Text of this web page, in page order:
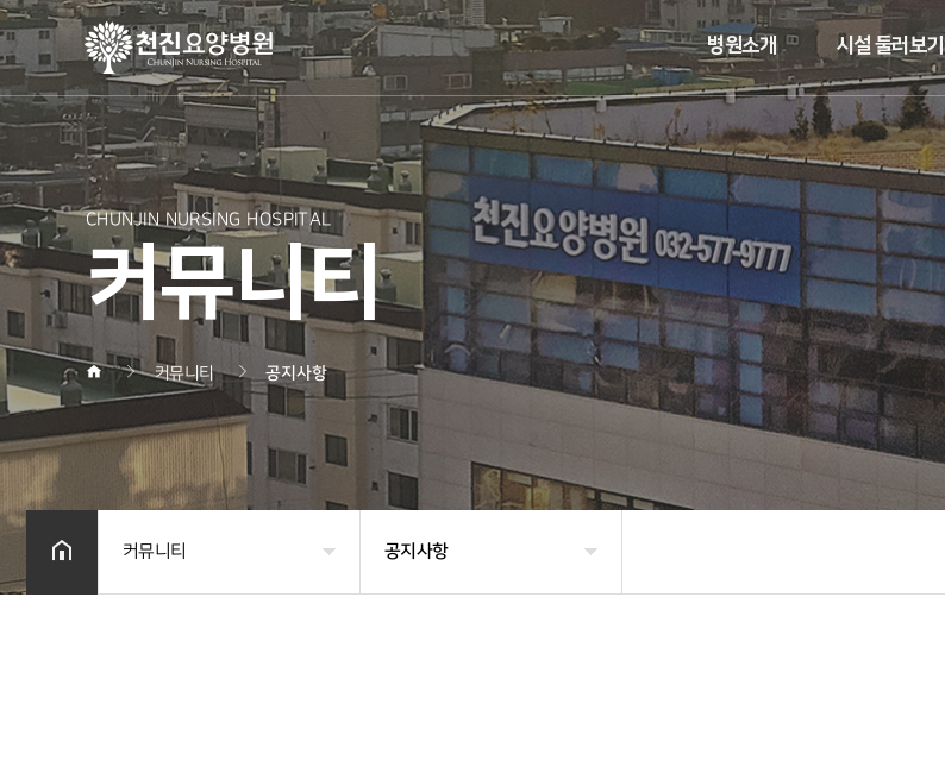
병원소개 시설 둘러보기
CHUNJIN NURSING HOSPITAL
커뮤니티
커뮤니티 공지사항
커뮤니티 공지사항